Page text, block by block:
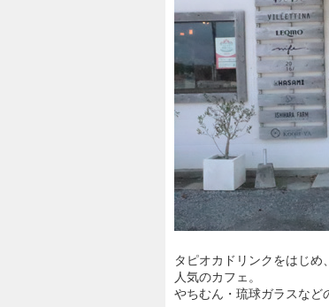
タピオカドリンクをはじ
人気のカフェ。
やちむん・琉球ガラスなど